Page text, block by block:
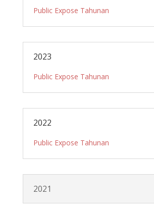
Public Expose Tahunan
2023
Public Expose Tahunan
2022
Public Expose Tahunan
2021